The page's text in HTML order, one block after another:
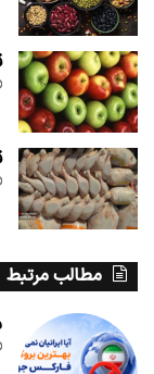
مطالب مرتبط